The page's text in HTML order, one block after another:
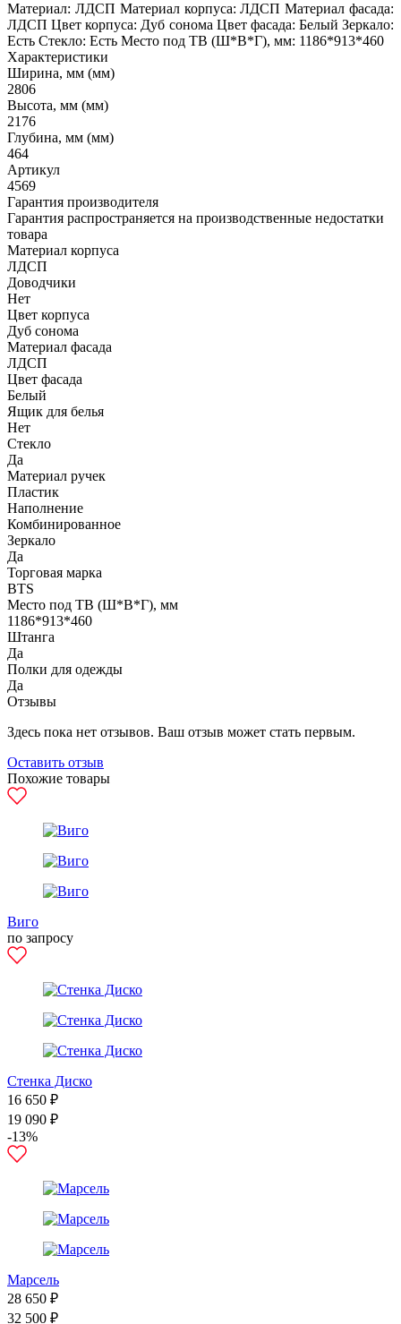
Материал: ЛДСП Материал корпуса: ЛДСП Материал фасада:
ЛДСП Цвет корпуса: Дуб сонома Цвет фасада: Белый Зеркало:
Есть Стекло: Есть Место под ТВ (Ш*В*Г), мм: 1186*913*460
Характеристики
Ширина, мм (мм)
2806
Высота, мм (мм)
2176
Глубина, мм (мм)
464
Артикул
4569
Гарантия производителя
Гарантия распространяется на производственные недостатки
товара
Материал корпуса
ЛДСП
Доводчики
Нет
Цвет корпуса
Дуб сонома
Материал фасада
ЛДСП
Цвет фасада
Белый
Ящик для белья
Нет
Стекло
Да
Материал ручек
Пластик
Наполнение
Комбинированное
Зеркало
Да
Торговая марка
BTS
Место под ТВ (Ш*В*Г), мм
1186*913*460
Штанга
Да
Полки для одежды
Да
Отзывы
Здесь пока нет отзывов. Ваш отзыв может стать первым.
Оставить отзыв
Похожие товары
Виго
по запросу
Стенка Диско
16 650 ₽
19 090 ₽
-13%
Марсель
28 650 ₽
32 500 ₽